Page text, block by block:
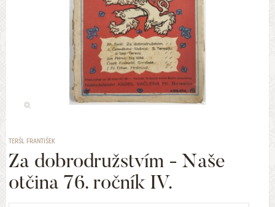
TERŠL FRANTIŠEK
Za dobrodružstvím - Naše
otčina 76. ročník IV.